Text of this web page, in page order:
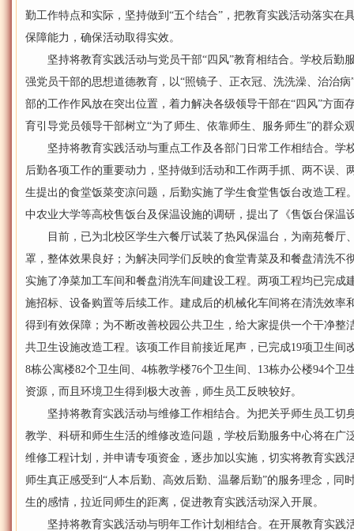
勤工作特点和实际，坚持做到“五个结合”，把教育实践活动落实在
保障能力，确保活动取得实效。
坚持将教育实践活动与党员干部“四风”教育相结合。学校后勤
强党员干部的思想道德教育，以“照镜子、正衣冠、洗洗澡、治治
部的工作作风放在突出位置，着力解决各级领导干部在“四风”方面
育引导党员领导干部树立“为了师生、依靠师生、服务师生”的群众
坚持将教育实践活动与重点工作及各部门日常工作相结合。学
后勤各项工作的重要动力，坚持做到活动和工作两手抓、两不误、
生提出的食堂饭菜变凉问题，后勤实施了学生食堂售饭台改造工程
中农业大学等高校售饭台及保温设施的调研，提出了《售饭台保温
目前，已为北校区学生六餐厅试装了热风保温台，为南苑餐厅
罩，整体效果良好；为解决同学们反映的食堂青菜及和餐盘清洗不
实施了净菜加工车间和餐盘消洗车间建设工程。两项工程均已完成
施招标、设备购置等后续工作。建成后的机械化车间将在清洗效率
得到有效保障；为不断改善校园公共卫生，给大家提供一个干净整
共卫生设施改造工程。该项工作目前接近尾声，已完成19项卫生间
8栋公寓楼82个卫生间、4栋教学楼76个卫生间、13栋办公楼94个
资源，而且环境卫生得到极大改善，师生员工反映较好。
坚持将教育实践活动与维修工作相结合。为把关乎师生员工切
教学、科研和师生生活的维修改造问题，学校后勤服务中心将在广
维修工程计划，并申请专项资金，逐步加以实施，切实将教育实践
师生真正感受到“人本后勤、高效后勤、温馨后勤”的服务理念，同
生的感情，拉近同师生的距离，促进教育实践活动深入开展。
坚持将教育实践活动与明年工作计划相结合。在开展教育实践